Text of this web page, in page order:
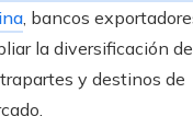
, bancos
la diversificación de
y destinos de